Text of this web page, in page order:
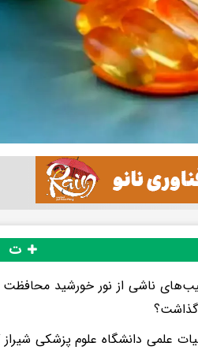
ناشی از نور خورشید محافظت
گذاشت؟
علمی دانشگاه علوم پزشکی شیراز